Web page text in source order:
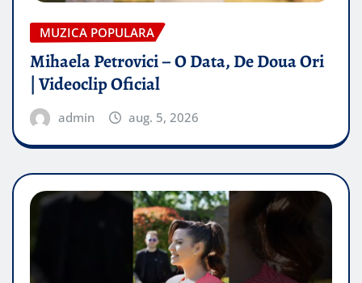
MUZICA POPULARA
Mihaela Petrovici – O Data, De Doua Ori
| Videoclip Oficial
admin aug. 5, 2026